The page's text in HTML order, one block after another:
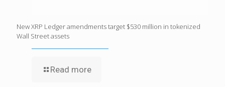
New XRP Ledger amendments target $530 million in tokenized
Wall Street assets
Read more